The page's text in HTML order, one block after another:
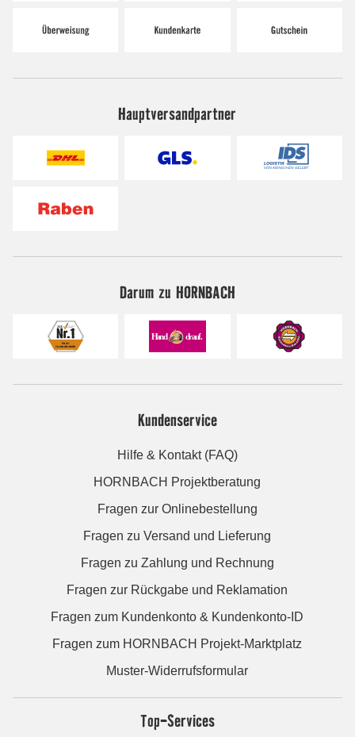
Hauptversandpartner
Darum zu HORNBACH
Kundenservice
Hilfe & Kontakt (FAQ)
HORNBACH Projektberatung
Fragen zur Onlinebestellung
Fragen zu Versand und Lieferung
Fragen zu Zahlung und Rechnung
Fragen zur Rückgabe und Reklamation
Fragen zum Kundenkonto & Kundenkonto-ID
Fragen zum HORNBACH Projekt-Marktplatz
Muster-Widerrufsformular
Top-Services